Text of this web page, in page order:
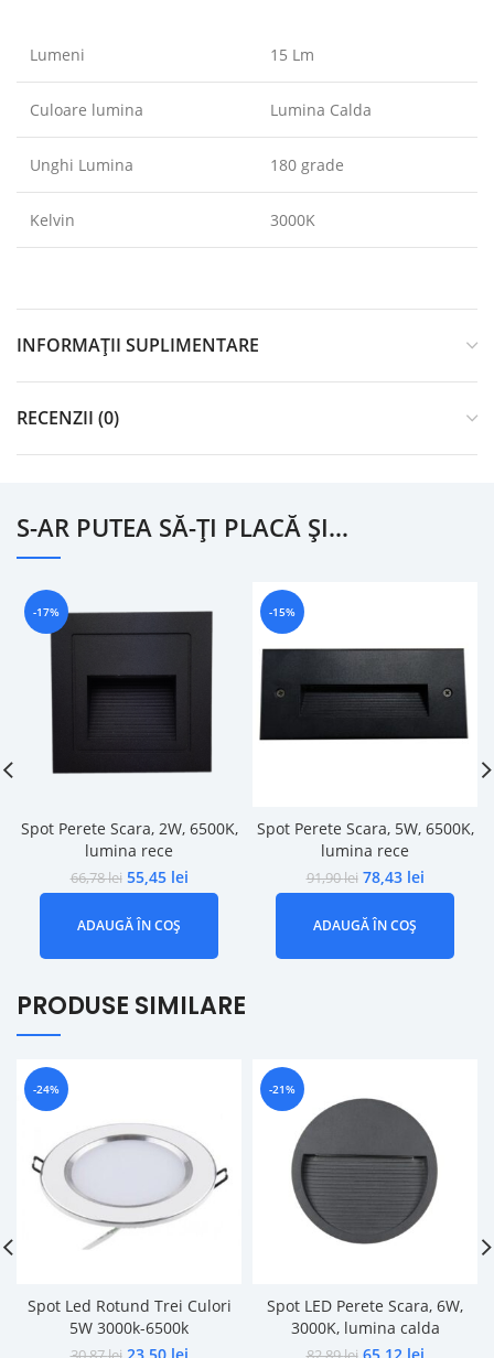
Lumeni 15 Lm
Culoare lumina Lumina Calda
Unghi Lumina 180 grade
Kelvin 3000K
INFORMAȚII SUPLIMENTARE
RECENZII (0)
S-AR PUTEA SĂ-ȚI PLACĂ ȘI…
-17%
Spot Perete Scara, 2W, 6500K,
lumina rece
66,78lei 55,45 lei
ADAUGĂ ÎN COȘ
-15%
Spot Perete Scara, 5W, 6500K,
lumina rece
91,90lei 78,43 lei
ADAUGĂ ÎN COȘ
PRODUSE SIMILARE
-24%
Spot Led Rotund Trei Culori
5W 3000k-6500k
-21%
Spot LED Perete Scara, 6W,
3000K, lumina calda